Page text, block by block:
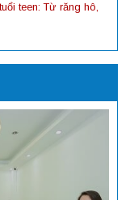
teen: Từ răng hô,